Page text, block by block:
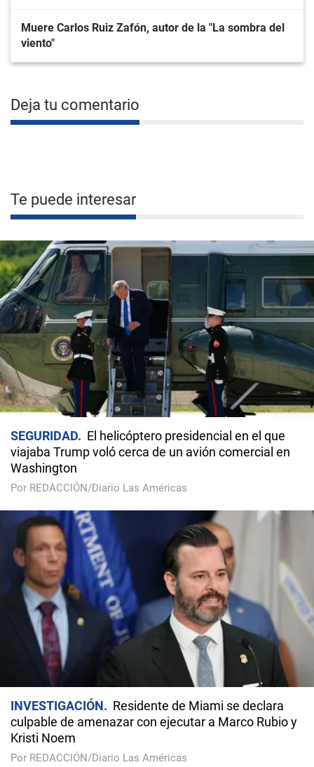
Muere Carlos Ruiz Zafón, autor de la "La sombra del
viento"
Deja tu comentario
Te puede interesar
SEGURIDAD
El helicóptero presidencial en el que
viajaba Trump voló cerca de un avión comercial en
Washington
Por REDACCIÓN/Diario Las Américas
INVESTIGACIÓN
Residente de Miami se declara
culpable de amenazar con ejecutar a Marco Rubio y
Kristi Noem
Por REDACCIÓN/Diario Las Américas